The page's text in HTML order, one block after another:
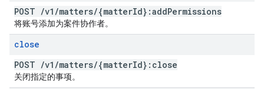
POST /v1 /matters/{matterId}:addPermissions
将账号添加为案件协作者。
close
POST /v1 /matters/{matterId}:close
关闭指定的事项。